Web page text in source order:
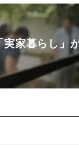
家暮らし」